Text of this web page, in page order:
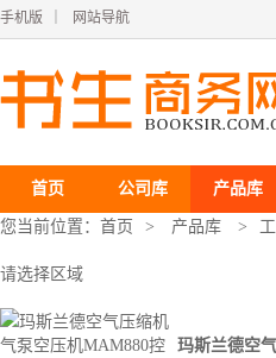
手机版 网站导航
首页 公司库 产品库
您当前位置： 首页 > 产品库 >
请选择区域
玛斯兰德空